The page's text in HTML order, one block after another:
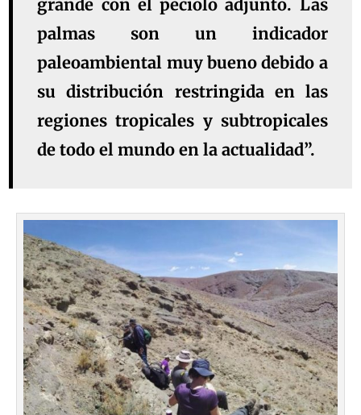
grande con el pecíolo adjunto. Las
palmas son un indicador
paleoambiental muy bueno debido a
su distribución restringida en las
regiones tropicales y subtropicales
de todo el mundo en la actualidad”.